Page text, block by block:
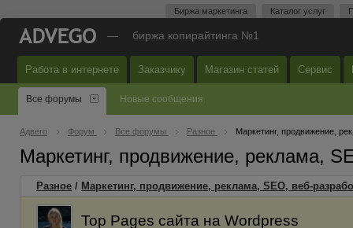
Биржа маркетинга Каталог услуг
— биржа копирайтинга №1
Работа в интернете Заказчику Магазин статей Сервис
Все форумы Новые сообщения
Адвего Форум Все форумы Разное Маркетинг, продвижение,
Маркетинг, продвижение, реклама,
Разное / Маркетинг, продвижение, реклама, SEO, веб-
Top Pages сайта на Wordpress